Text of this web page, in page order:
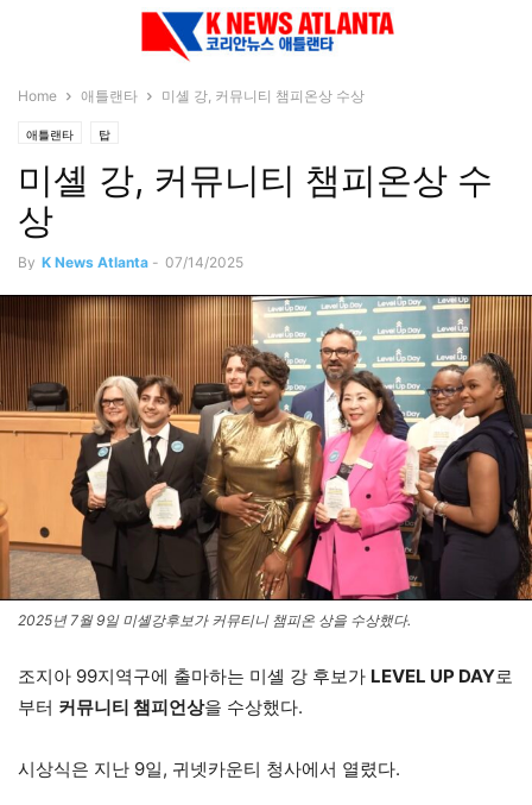
Home 애틀랜타 미셸 강, 커뮤니티 챔피온상 수상
애틀랜타 탑
미셸 강, 커뮤니티 챔피온상 수
상
By K News Atlanta - 07/14/2025
2025년 7월 9일 미셸강후보가 커뮤티니 챔피온 상을 수상했다.
조지아 99지역구에 출마하는 미셸 강 후보가 LEVEL UP DAY로
부터 커뮤니티 챔피언상을 수상했다.
시상식은 지난 9일, 귀넷카운티 청사에서 열렸다.